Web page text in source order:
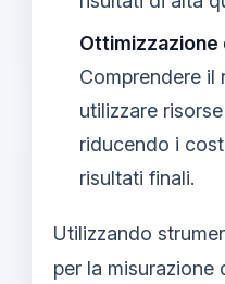
Ottimizzazione
Comprendere il
utilizzare
riducendo i
risultati finali.
Utilizzando
per la